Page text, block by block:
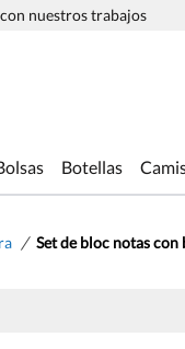
nuestros trabajos
Botellas
/ Set de bloc notas